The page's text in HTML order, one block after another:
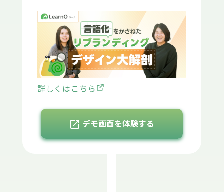
詳しくはこちら
open_in_new デモ画面を体験する